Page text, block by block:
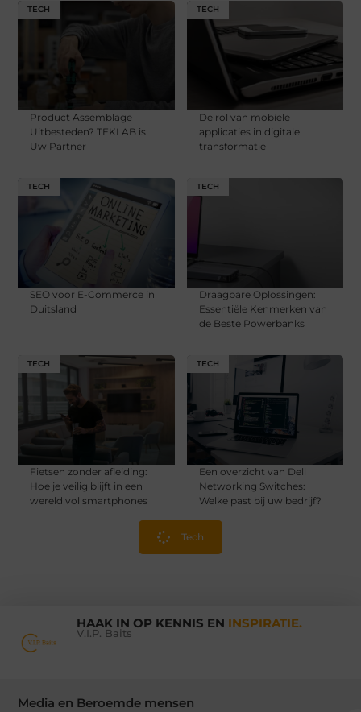
TECH
Product Assemblage
Uitbesteden? TEKLAB is
Uw Partner
TECH
De rol van mobiele
applicaties in digitale
transformatie
TECH
SEO voor E-Commerce in
Duitsland
TECH
Draagbare Oplossingen:
Essentiële Kenmerken van
de Beste Powerbanks
TECH
Fietsen zonder afleiding:
Hoe je veilig blijft in een
wereld vol smartphones
TECH
Een overzicht van Dell
Networking Switches:
Welke past bij uw bedrijf?
Tech
HAAK IN OP KENNIS EN INSPIRATIE.
V.I.P. Baits
Media en Beroemde mensen